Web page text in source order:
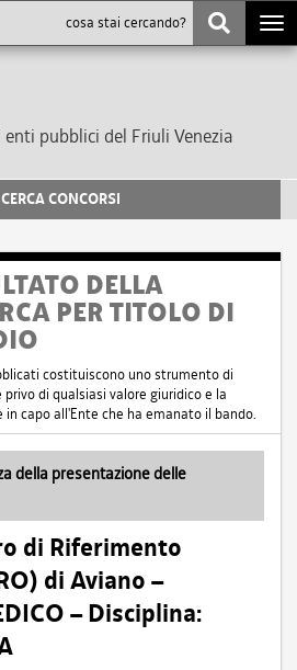
pubblici del Friuli Venezia
CERCA CONCORSI
DELLA
PER TITOLO DI
costituiscono uno strumento di
di qualsiasi valore giuridico e la
capo all'Ente che ha emanato il bando.
della presentazione delle
di Riferimento
di Aviano –
– Disciplina: